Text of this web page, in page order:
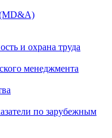
(MD&A)
и охрана труда
менеджмента
по зарубежным